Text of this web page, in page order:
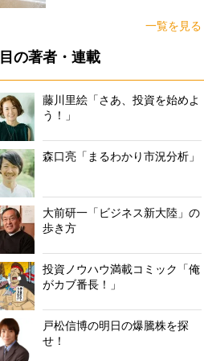
一覧を見る
の著者・連載
藤川里絵「さあ、投資を始めよ
う！」
森口亮「まるわかり市況分析」
大前研一「ビジネス新大陸」の
歩き方
投資ノウハウ満載コミック「俺
がカブ番長！」
戸松信博の明日の爆騰株を探
せ！